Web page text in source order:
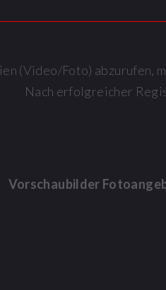
(Video/Foto) abzurufen,
Nach erfolgreicher
Vorschaubilder